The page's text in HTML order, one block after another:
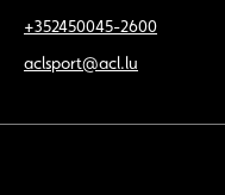
+352450045-2600
aclsport@acl.lu